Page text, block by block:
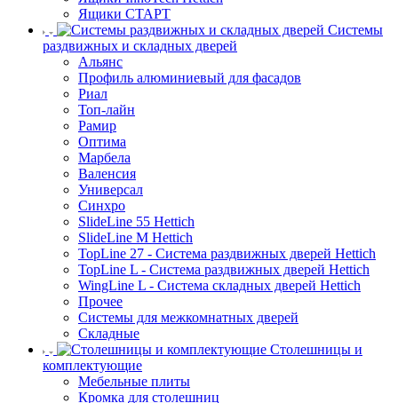
Ящики СТАРТ
Системы
раздвижных и складных дверей
Альянс
Профиль алюминиевый для фасадов
Риал
Топ-лайн
Рамир
Оптима
Марбела
Валенсия
Универсал
Синхро
SlideLine 55 Hettich
SlideLine M Hettich
TopLine 27 - Система раздвижных дверей Hettich
TopLine L - Система раздвижных дверей Hettich
WingLine L - Система складных дверей Hettich
Прочее
Системы для межкомнатных дверей
Складные
Столешницы и
комплектующие
Мебельные плиты
Кромка для столешниц